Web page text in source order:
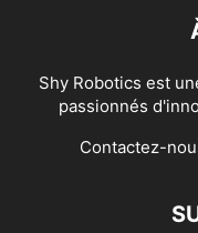
Shy Robotics est
passionnés
Contactez-